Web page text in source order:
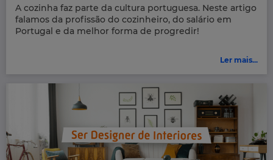
A cozinha faz parte da cultura portuguesa. Neste artigo
falamos da profissão do cozinheiro, do salário em
Portugal e da melhor forma de progredir!
Ler mais...